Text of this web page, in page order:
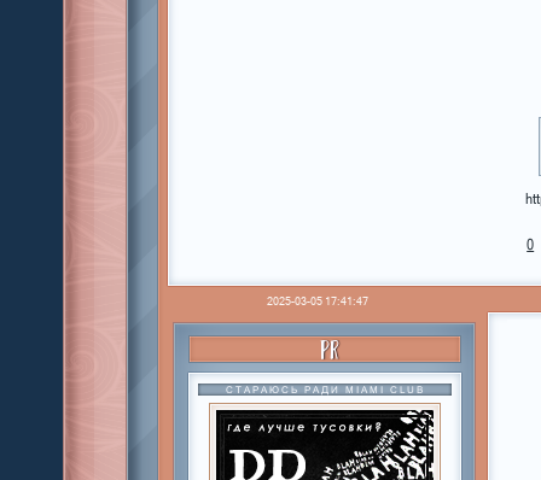
0
2025-03-05 17:41:47
PR
СТАРАЮСЬ РАДИ MIAMI CLUB